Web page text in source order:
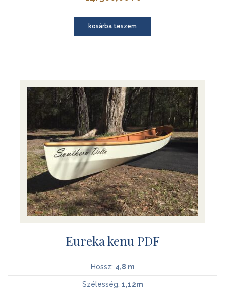
kosárba teszem
Eureka kenu PDF
Hossz: 4,8 m
Szélesség: 1,12m